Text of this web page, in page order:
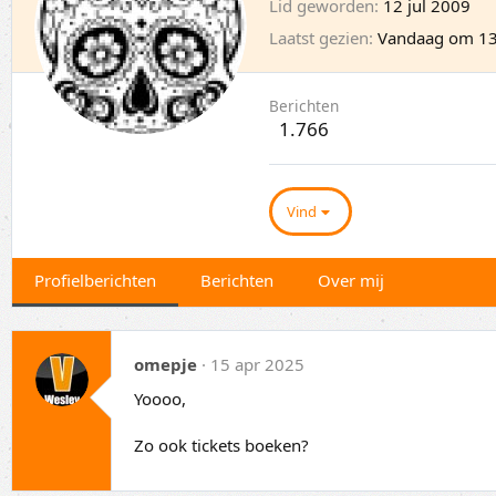
Lid geworden 12 jul 2009
Laatst gezien Vandaag om
Berichten
1.766
Vind
Profielberichten Berichten Over mij
omepje
15 apr 2025
Yoooo,
Zo ook tickets boeken?